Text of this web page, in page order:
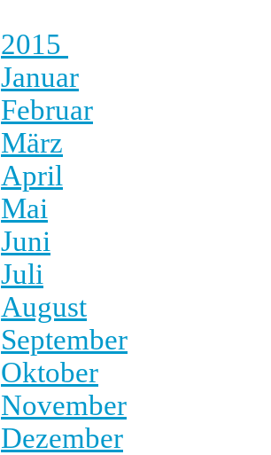
2015
Januar
Februar
März
April
Mai
Juni
Juli
August
September
Oktober
November
Dezember